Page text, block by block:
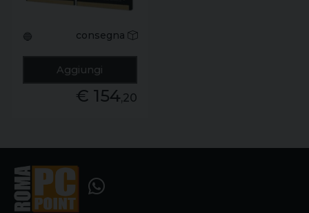
🔵 consegna
Aggiungi
€ 154,20